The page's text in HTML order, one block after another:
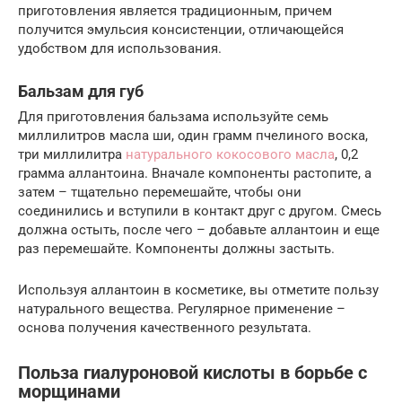
приготовления является традиционным, причем
получится эмульсия консистенции, отличающейся
удобством для использования.
Бальзам для губ
Для приготовления бальзама используйте семь
миллилитров масла ши, один грамм пчелиного воска,
три миллилитра натурального кокосового масла, 0,2
грамма аллантоина. Вначале компоненты растопите, а
затем – тщательно перемешайте, чтобы они
соединились и вступили в контакт друг с другом. Смесь
должна остыть, после чего – добавьте аллантоин и еще
раз перемешайте. Компоненты должны застыть.
Используя аллантоин в косметике, вы отметите пользу
натурального вещества. Регулярное применение –
основа получения качественного результата.
Польза гиалуроновой кислоты в борьбе с
морщинами